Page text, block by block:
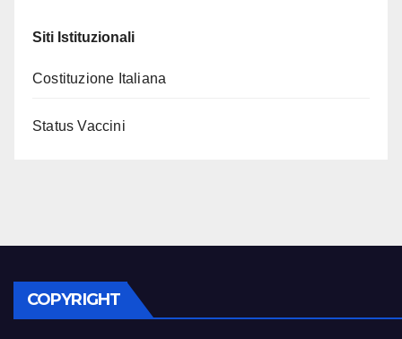
Siti Istituzionali
Costituzione Italiana
Status Vaccini
COPYRIGHT